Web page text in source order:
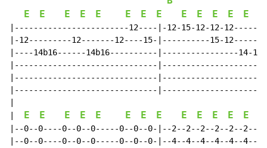
E
E E E E E E E E E E E E
|------------------------12----|-12-15-12-12-
|-12---------12-------12----15-|----------15-
|----14b16------14b16----------|----------------14-
|------------------------------|----------------------
|------------------------------
|------------------------------
E E E E E E E E E E E E E
|--0--0----0--0--0-----0--0--0-|--2--2--2--2--2--2--
|--0--0----0--0--0-----0--0--0-|--4--4--4--4--4--4--